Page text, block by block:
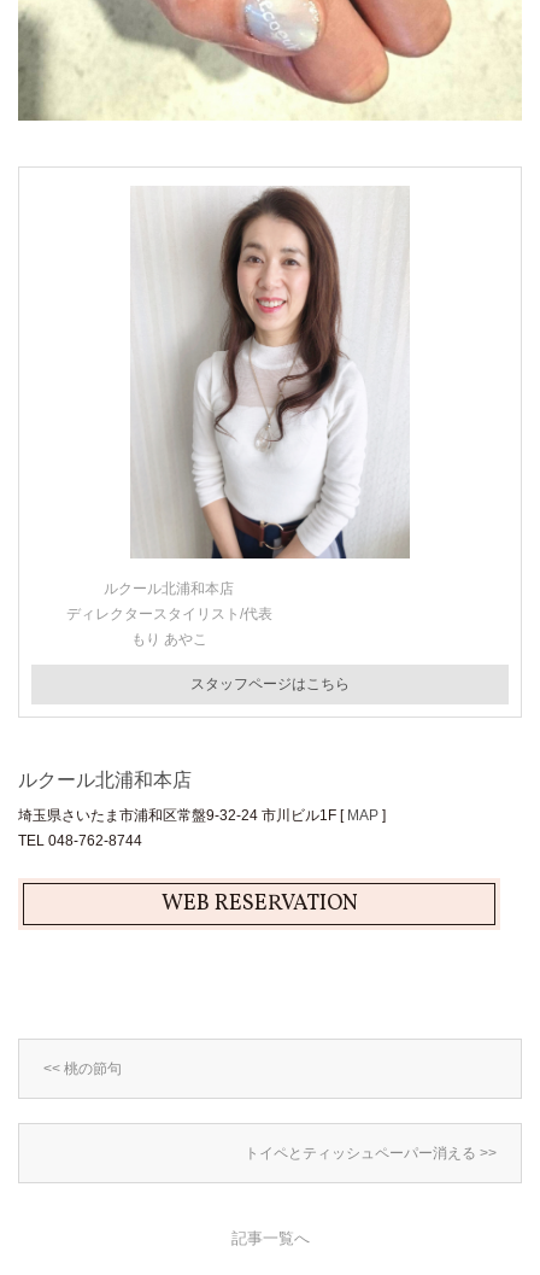
ルクール北浦和本店
ディレクタースタイリスト/代表
もり あやこ
スタッフページはこちら
ルクール北浦和本店
埼玉県さいたま市浦和区常盤9-32-24 市川ビル1F [ MAP ]
TEL 048-762-8744
WEB RESERVATION
<< 桃の節句
トイペとティッシュペーパー消える >>
記事一覧へ